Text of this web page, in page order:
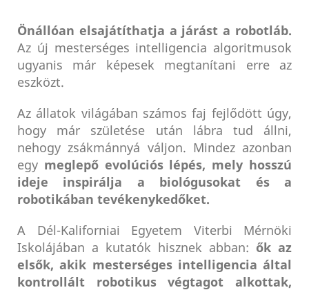
Önállóan elsajátíthatja a járást a robotláb.
Az új mesterséges intelligencia algoritmusok
ugyanis már képesek megtanítani erre az
eszközt.
Az állatok világában számos faj fejlődött úgy,
hogy már születése után lábra tud állni,
nehogy zsákmánnyá váljon. Mindez azonban
egy meglepő evolúciós lépés, mely hosszú
ideje inspirálja a biológusokat és a
robotikában tevékenykedőket.
A Dél-Kaliforniai Egyetem Viterbi Mérnöki
Iskolájában a kutatók hisznek abban: ők az
elsők, akik mesterséges intelligencia által
kontrollált robotikus végtagot alkottak,